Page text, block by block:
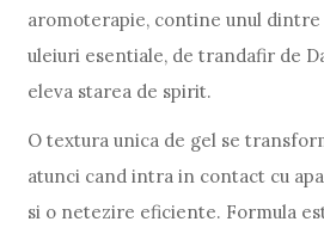
aromoterapie, contine unul
uleiuri esentiale, de trandafir de
eleva starea de spirit.
O textura unica de gel se
atunci cand intra in contact cu
si o netezire eficiente. Formula